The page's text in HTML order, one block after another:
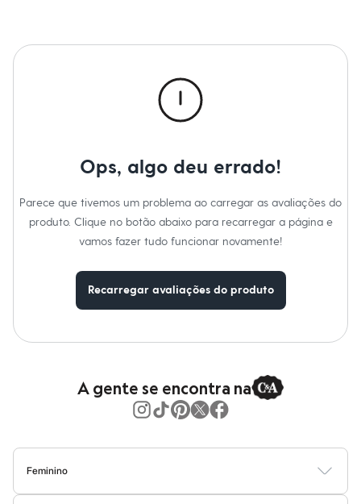
Moda praia
Saídas de praia
Personagens
Shorts e Saias
Em alta
Dia dos Pais
Camisetas e Regatas
Casacos e Jaquetas
Bolsas e Mochilas
Óculos
Relógios
Botas
Ops, algo deu errado!
Parece que tivemos um problema ao carregar as avaliações do
produto. Clique no botão abaixo para recarregar a página e
vamos fazer tudo funcionar novamente!
Recarregar avaliações do produto
A gente se encontra na
Feminino
BlusasCalçasVestidosSaiasCasacosModa PraiaModa Íntima